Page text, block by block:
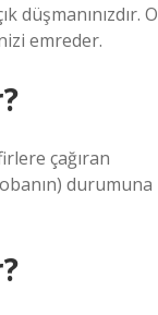
düşmanınızdır. O
emreder.
çağıran
durumuna